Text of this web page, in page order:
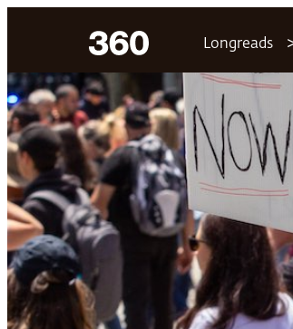
de
inhoud
Longreads